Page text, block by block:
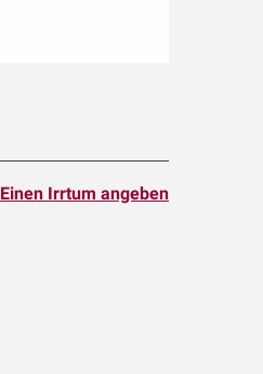
Einen Irrtum angeben